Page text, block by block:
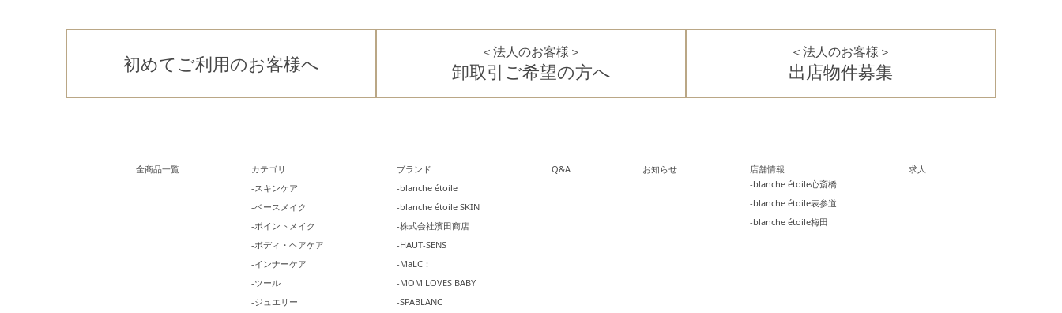
初めてご利用のお客様へ ＜法人のお客様＞
卸取引ご希望の方へ
＜法人のお客様＞
出店物件募集
全商品一覧
カテゴリ
-スキンケア
-ベースメイク
-ポイントメイク
-ボディ・ヘアケア
-インナーケア
-ツール
-ジュエリー
ブランド
-blanche étoile
-blanche étoile SKIN
-株式会社濱田商店
-HAUT-SENS
-MaLC：
-MOM LOVES BABY
-SPABLANC
Q&A お知らせ
店舗情報
-blanche étoile心斎橋
-blanche étoile表参道
-blanche étoile梅田
求人